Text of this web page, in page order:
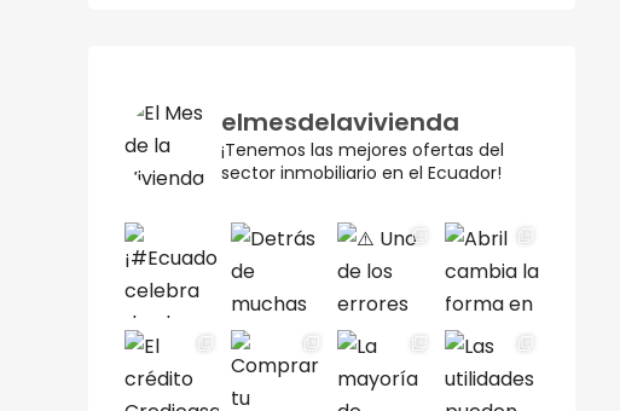
elmesdelavivienda
¡Tenemos las mejores ofertas del
sector inmobiliario en el Ecuador!